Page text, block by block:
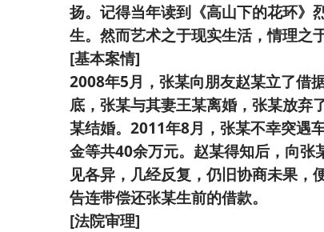
扬。记得当年读到《高山下的花环》
生。然而艺术之于现实生活，情理之
[基本案情]
2008年5月，张某向朋友赵某立了借
底，张某与其妻王某离婚，张某放弃
某结婚。2011年8月，张某不幸突遇
金等共40余万元。赵某得知后，向
见各异，几经反复，仍旧协商未果
告连带偿还张某生前的借款。
[法院审理]